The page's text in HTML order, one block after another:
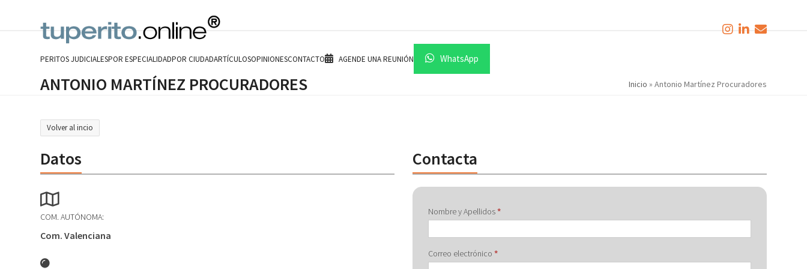
PERITOS JUDICIALESPOR ESPECIALIDADPOR CIUDADARTÍCULOSOPINIONESCONTACTO AGENDE UNA REUNIÓN WhatsApp
ANTONIO MARTÍNEZ PROCURADORES Inicio » Antonio Martínez Procuradores
Volver al incio
Datos
COM. AUTÓNOMA:
Com. Valenciana
Contacta
Contactar
con
Nombre y Apellidos*
Correo electrónico *